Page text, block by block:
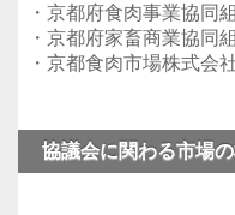
・京都府食肉事業協同
・京都府家畜商業協同
・京都食肉市場株式会
協議会に関わる市場